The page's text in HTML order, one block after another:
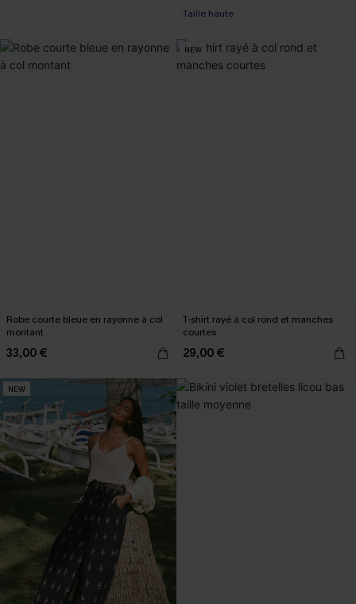
Taille haute
Robe courte bleue en rayonne à col
montant
33,00 €
NEW
T-shirt rayé à col rond et manches
courtes
29,00 €
NEW